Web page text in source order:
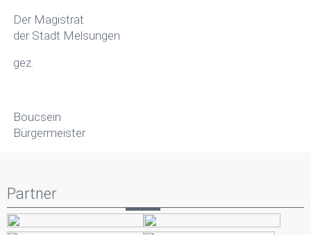
Der Magistrat
der Stadt Melsungen
gez.
Boucsein
Bürgermeister
Partner